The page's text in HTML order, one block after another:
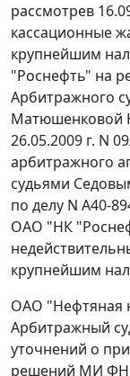
рассмотрев
кассационные
крупнейшим
"Роснефть" на
Арбитражного
Матюшенковой
26.05.2009 г. N
арбитражного
судьями
по делу N А40-
ОАО "НК
крупнейшим
ОАО "Нефтяная
Арбитражный
уточнений о
решений МИ